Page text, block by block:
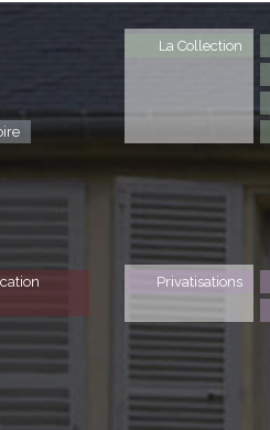
La Collection
Privatisations